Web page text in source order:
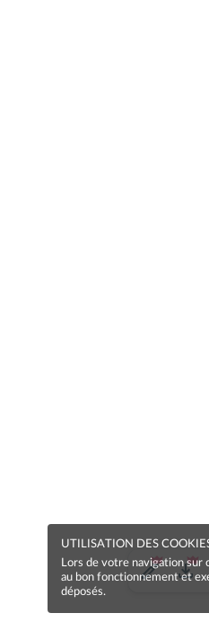
UTILISATION DES
Lors de votre navigation sur
au bon fonctionnement et
déposés.